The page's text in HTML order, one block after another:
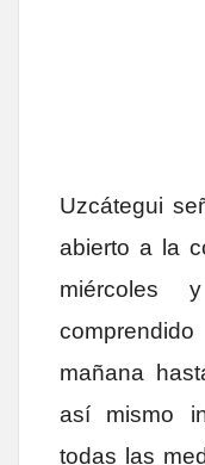
Uzcátegui
abierto a la
miércoles
mañana
así mismo
todas las